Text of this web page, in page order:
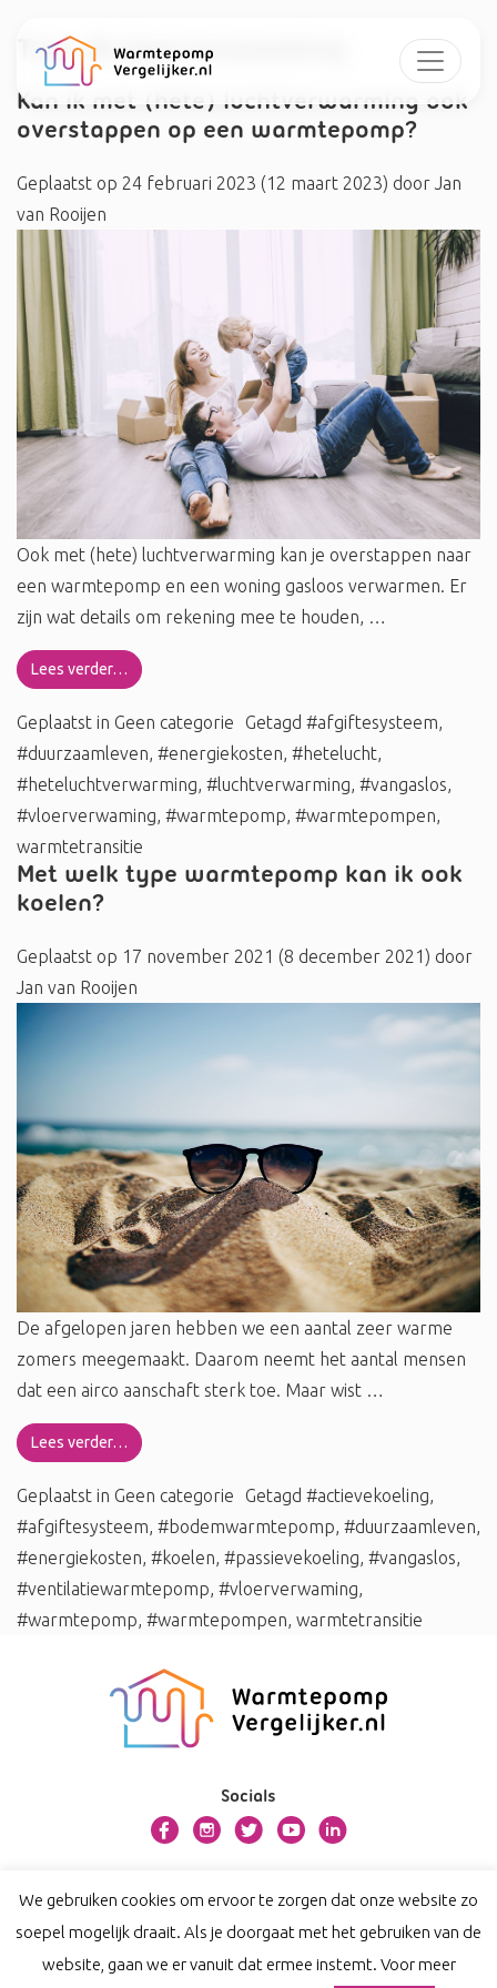
Tag:#vloerverwaming
Kan ik met (hete) luchtverwarming ook
overstappen op een warmtepomp?
Geplaatst op 24 februari 2023 (12 maart 2023) door Jan
van Rooijen
Ook met (hete) luchtverwarming kan je overstappen naar
een warmtepomp en een woning gasloos verwarmen. Er
zijn wat details om rekening mee te houden, …
Lees verder…
Geplaatst in Geen categorie Getagd #afgiftesysteem,
#duurzaamleven, #energiekosten, #hetelucht,
#heteluchtverwarming, #luchtverwarming, #vangaslos,
#vloerverwaming, #warmtepomp, #warmtepompen,
warmtetransitie
Met welk type warmtepomp kan ik ook
koelen?
Geplaatst op 17 november 2021 (8 december 2021) door
Jan van Rooijen
De afgelopen jaren hebben we een aantal zeer warme
zomers meegemaakt. Daarom neemt het aantal mensen
dat een airco aanschaft sterk toe. Maar wist …
Lees verder…
Geplaatst in Geen categorie Getagd #actievekoeling,
#afgiftesysteem, #bodemwarmtepomp, #duurzaamleven,
#energiekosten, #koelen, #passievekoeling, #vangaslos,
#ventilatiewarmtepomp, #vloerverwaming,
#warmtepomp, #warmtepompen, warmtetransitie
Socials
Contact
Privacy
Disclaimer
We gebruiken cookies om ervoor te zorgen dat onze website zo
soepel mogelijk draait. Als je doorgaat met het gebruiken van de
website, gaan we er vanuit dat ermee instemt. Voor meer